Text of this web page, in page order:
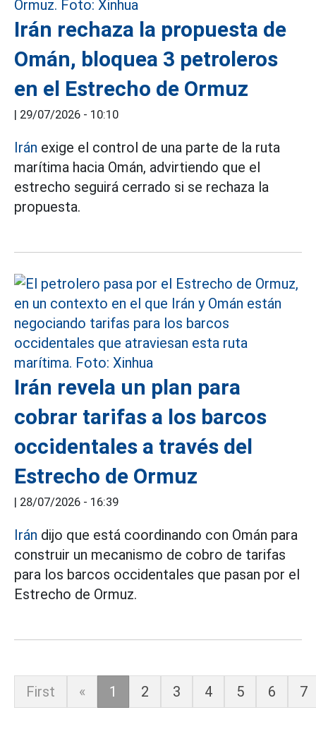
Irán rechaza la propuesta de
Omán, bloquea 3 petroleros
en el Estrecho de Ormuz
| 29/07/2026 - 10:10
Irán exige el control de una parte de la ruta
marítima hacia Omán, advirtiendo que el
estrecho seguirá cerrado si se rechaza la
propuesta.
Irán revela un plan para
cobrar tarifas a los barcos
occidentales a través del
Estrecho de Ormuz
| 28/07/2026 - 16:39
Irán dijo que está coordinando con Omán para
construir un mecanismo de cobro de tarifas
para los barcos occidentales que pasan por el
Estrecho de Ormuz.
First « 1 2 3 4 5 6 7